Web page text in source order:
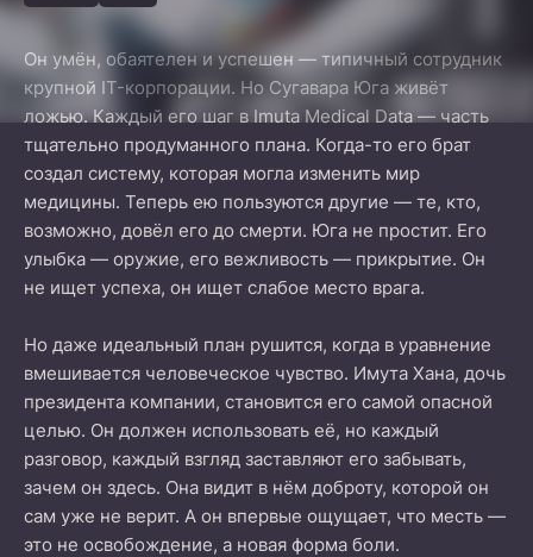
Он умён, обаятелен и успешен — типичный сотрудник
крупной IT-корпорации. Но Сугавара Юга живёт
ложью. Каждый его шаг в Imuta Medical Data — часть
тщательно продуманного плана. Когда-то его брат
создал систему, которая могла изменить мир
медицины. Теперь ею пользуются другие — те, кто,
возможно, довёл его до смерти. Юга не простит. Его
улыбка — оружие, его вежливость — прикрытие. Он
не ищет успеха, он ищет слабое место врага.
Но даже идеальный план рушится, когда в уравнение
вмешивается человеческое чувство. Имута Хана, дочь
президента компании, становится его самой опасной
целью. Он должен использовать её, но каждый
разговор, каждый взгляд заставляют его забывать,
зачем он здесь. Она видит в нём доброту, которой он
сам уже не верит. А он впервые ощущает, что месть —
это не освобождение, а новая форма боли.